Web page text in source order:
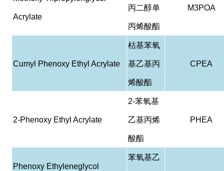
Acrylate
丙二醇单
丙烯酸酯
M3POA
Cumyl Phenoxy Ethyl Acrylate
枯基苯氧
基乙基丙
烯酸酯
CPEA
2-Phenoxy Ethyl Acrylate
2-苯氧基
乙基丙烯
酸酯
PHEA
Phenoxy Ethyleneglycol
苯氧基乙